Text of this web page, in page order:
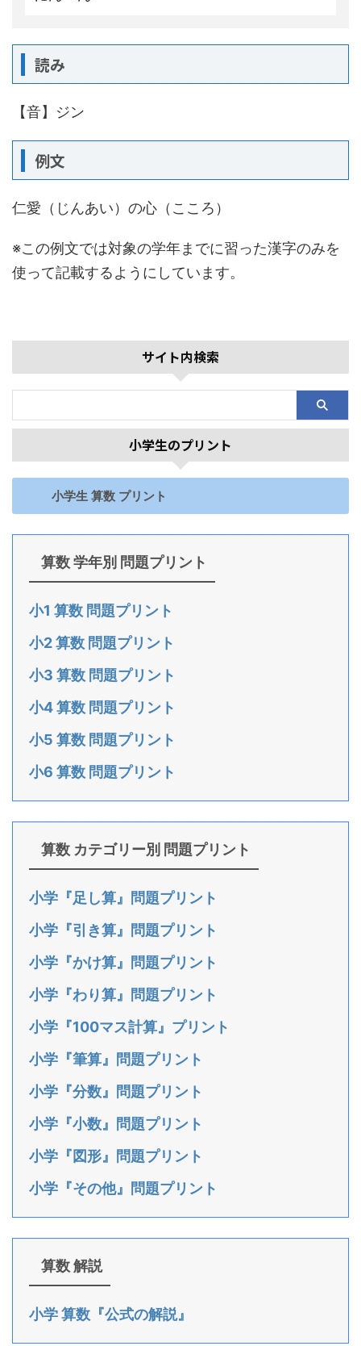
読み
【音】ジン
例文
仁愛（じんあい）の心（こころ）
※この例文では対象の学年までに習った漢字のみを
使って記載するようにしています。
サイト内検索
小学生のプリント
小学生 算数 プリント
算数 学年別 問題プリント
小1 算数 問題プリント
小2 算数 問題プリント
小3 算数 問題プリント
小4 算数 問題プリント
小5 算数 問題プリント
小6 算数 問題プリント
算数 カテゴリー別 問題プリント
小学『足し算』問題プリント
小学『引き算』問題プリント
小学『かけ算』問題プリント
小学『わり算』問題プリント
小学『100マス計算』プリント
小学『筆算』問題プリント
小学『分数』問題プリント
小学『小数』問題プリント
小学『図形』問題プリント
小学『その他』問題プリント
算数 解説
小学 算数『公式の解説』